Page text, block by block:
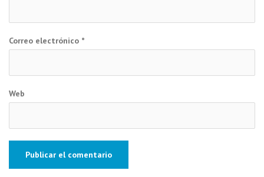
Correo electrónico *
Web